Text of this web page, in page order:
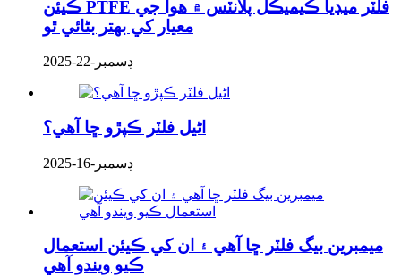
ڪيئن PTFE فلٽر ميڊيا ڪيميڪل پلانٽس ۾ هوا جي
معيار کي بهتر بڻائي ٿو
ڊسمبر-22-2025
اڻيل فلٽر ڪپڙو ڇا آهي؟
ڊسمبر-16-2025
ميمبرين بيگ فلٽر ڇا آهي ۽ ان کي ڪيئن استعمال
ڪيو ويندو آهي